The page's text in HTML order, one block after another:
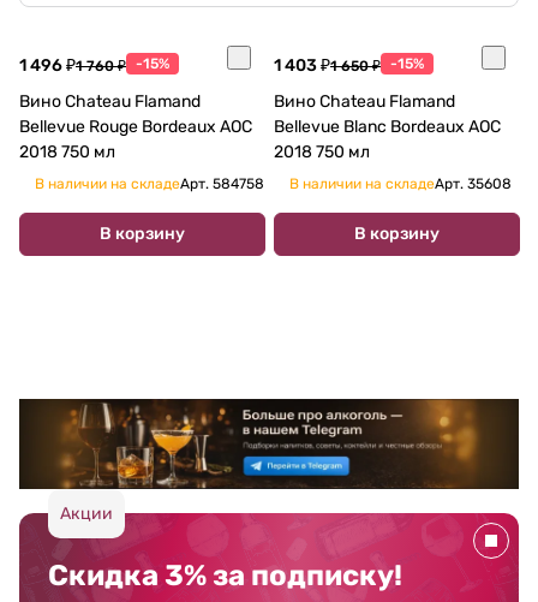
1 496 ₽1 760 ₽ -15%
Вино Chateau Flamand
Bellevue Rouge Bordeaux AOC
2018 750 мл
В наличии на складеАрт. 584758
В корзину
1 403 ₽1 650 ₽ -15%
Вино Chateau Flamand
Bellevue Blanc Bordeaux AOC
2018 750 мл
В наличии на складеАрт. 35608
В корзину
Акции
Скидка 3% за подписку!